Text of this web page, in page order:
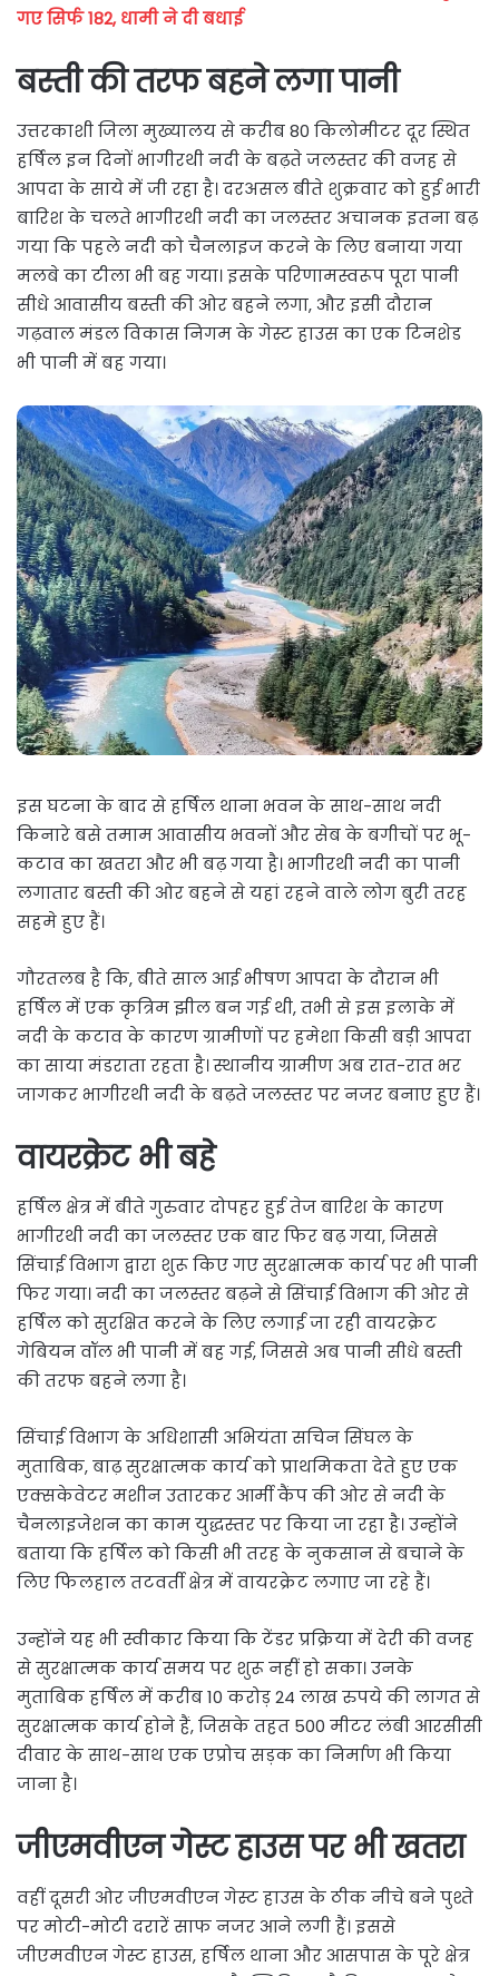
गए सिर्फ 182, धामी ने दी बधाई
बस्ती की तरफ बहने लगा पानी
उत्तरकाशी जिला मुख्यालय से करीब 80 किलोमीटर दूर स्थित
हर्षिल इन दिनों भागीरथी नदी के बढ़ते जलस्तर की वजह से
आपदा के साये में जी रहा है। दरअसल बीते शुक्रवार को हुई भारी
बारिश के चलते भागीरथी नदी का जलस्तर अचानक इतना बढ़
गया कि पहले नदी को चैनलाइज करने के लिए बनाया गया
मलबे का टीला भी बह गया। इसके परिणामस्वरूप पूरा पानी
सीधे आवासीय बस्ती की ओर बहने लगा, और इसी दौरान
गढ़वाल मंडल विकास निगम के गेस्ट हाउस का एक टिनशेड
भी पानी में बह गया।
इस घटना के बाद से हर्षिल थाना भवन के साथ-साथ नदी
किनारे बसे तमाम आवासीय भवनों और सेब के बगीचों पर भू-
कटाव का खतरा और भी बढ़ गया है। भागीरथी नदी का पानी
लगातार बस्ती की ओर बहने से यहां रहने वाले लोग बुरी तरह
सहमे हुए हैं।
गौरतलब है कि, बीते साल आई भीषण आपदा के दौरान भी
हर्षिल में एक कृत्रिम झील बन गई थी, तभी से इस इलाके में
नदी के कटाव के कारण ग्रामीणों पर हमेशा किसी बड़ी आपदा
का साया मंडराता रहता है। स्थानीय ग्रामीण अब रात-रात भर
जागकर भागीरथी नदी के बढ़ते जलस्तर पर नजर बनाए हुए हैं।
वायरक्रेट भी बहे
हर्षिल क्षेत्र में बीते गुरुवार दोपहर हुई तेज बारिश के कारण
भागीरथी नदी का जलस्तर एक बार फिर बढ़ गया, जिससे
सिंचाई विभाग द्वारा शुरू किए गए सुरक्षात्मक कार्य पर भी पानी
फिर गया। नदी का जलस्तर बढ़ने से सिंचाई विभाग की ओर से
हर्षिल को सुरक्षित करने के लिए लगाई जा रही वायरक्रेट
गेबियन वॉल भी पानी में बह गई, जिससे अब पानी सीधे बस्ती
की तरफ बहने लगा है।
सिंचाई विभाग के अधिशासी अभियंता सचिन सिंघल के
मुताबिक, बाढ़ सुरक्षात्मक कार्य को प्राथमिकता देते हुए एक
एक्सकेवेटर मशीन उतारकर आर्मी कैंप की ओर से नदी के
चैनलाइजेशन का काम युद्धस्तर पर किया जा रहा है। उन्होंने
बताया कि हर्षिल को किसी भी तरह के नुकसान से बचाने के
लिए फिलहाल तटवर्ती क्षेत्र में वायरक्रेट लगाए जा रहे हैं।
उन्होंने यह भी स्वीकार किया कि टेंडर प्रक्रिया में देरी की वजह
से सुरक्षात्मक कार्य समय पर शुरू नहीं हो सका। उनके
मुताबिक हर्षिल में करीब 10 करोड़ 24 लाख रुपये की लागत से
सुरक्षात्मक कार्य होने हैं, जिसके तहत 500 मीटर लंबी आरसीसी
दीवार के साथ-साथ एक एप्रोच सड़क का निर्माण भी किया
जाना है।
जीएमवीएन गेस्ट हाउस पर भी खतरा
वहीं दूसरी ओर जीएमवीएन गेस्ट हाउस के ठीक नीचे बने पुश्ते
पर मोटी-मोटी दरारें साफ नजर आने लगी हैं। इससे
जीएमवीएन गेस्ट हाउस, हर्षिल थाना और आसपास के पूरे क्षेत्र